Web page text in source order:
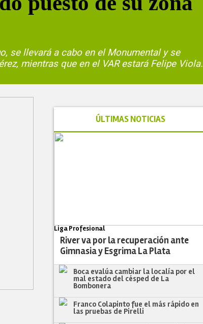
se llevará a cabo en el Monumental y se
mientras que en el VAR estará Felipe Viola.
ÚLTIMAS NOTICIAS
Liga Profesional
River va por la recuperación ante
Gimnasia y Esgrima La Plata
Boca evalúa cambiar la localía por el
mal estado del césped de La
Bombonera
Franco Colapinto fue el más rápido en
las pruebas de Pirelli